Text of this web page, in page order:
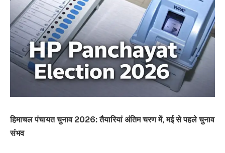
हिमाचल पंचायत चुनाव 2026: तैयारियां अंतिम चरण में, मई से पहले चुनाव
संभव